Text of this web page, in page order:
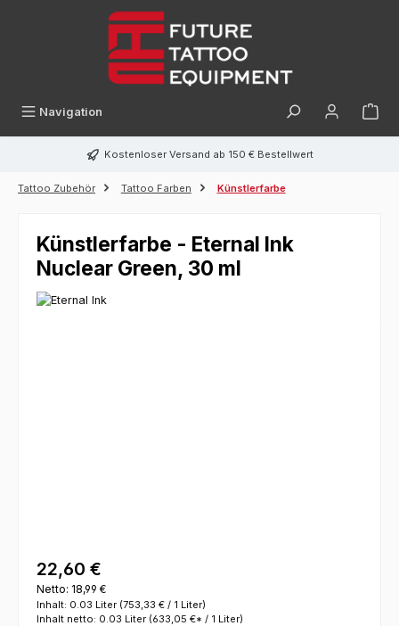
Navigation
Kostenloser Versand ab 150 € Bestellwert
Tattoo Zubehör Tattoo Farben Künstlerfarbe
Künstlerfarbe - Eternal Ink
Nuclear Green, 30 ml
22,60 €
Netto: 18,99 €
Inhalt: 0.03 Liter (753,33 € / 1 Liter)
Inhalt netto: 0.03 Liter (633,05 €* / 1 Liter)